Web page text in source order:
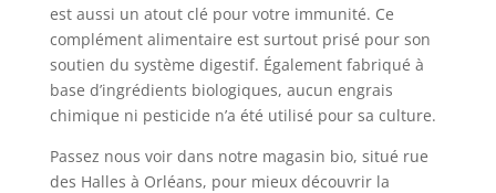
est aussi un atout clé pour votre immunité. Ce
complément alimentaire est surtout prisé pour son
soutien du système digestif. Également fabriqué à
base d’ingrédients biologiques, aucun engrais
chimique ni pesticide n’a été utilisé pour sa culture.
Passez nous voir dans notre magasin bio, situé rue
des Halles à Orléans, pour mieux découvrir la